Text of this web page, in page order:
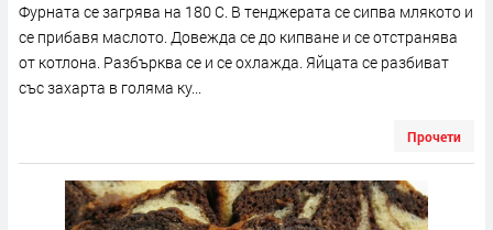
Фурната се загрява на 180 С. В тенджерата се сипва млякото и
се прибавя маслото. Довежда се до кипване и се отстранява
от котлона. Разбърква се и се охлажда. Яйцата се разбиват
със захарта в голяма ку...
Прочети